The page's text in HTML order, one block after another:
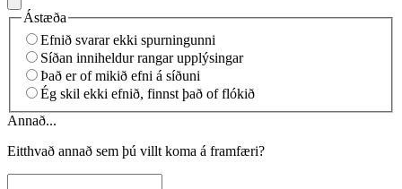
Ástæða
Efnið svarar ekki spurningunni
Síðan inniheldur rangar upplýsingar
Það er of mikið efni á síðuni
Ég skil ekki efnið, finnst það of flókið
Annað...
Eitthvað annað sem þú villt koma á framfæri?